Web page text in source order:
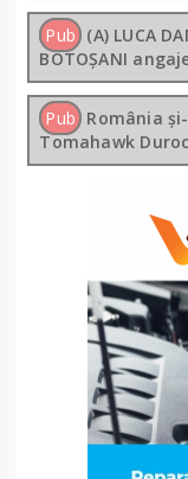
Pub (A) LUCA
BOTOȘANI
Pub România
Tomahawk